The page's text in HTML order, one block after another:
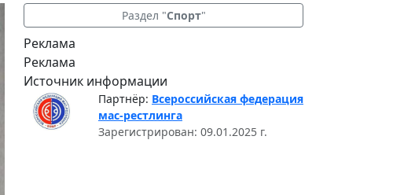
Раздел "Спорт"
Реклама
Реклама
Источник информации
Партнёр: Всероссийская федерация
мас-рестлинга
Зарегистрирован: 09.01.2025 г.